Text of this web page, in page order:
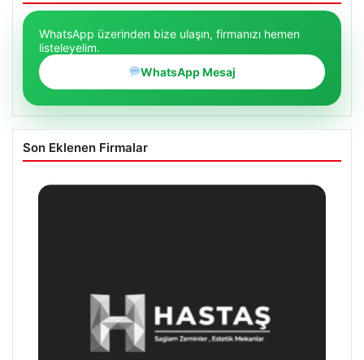
WhatsApp üzerinden bize ulaşın, firmanızı hemen
listeleyelim.
WhatsApp Mesaj
Son Eklenen Firmalar